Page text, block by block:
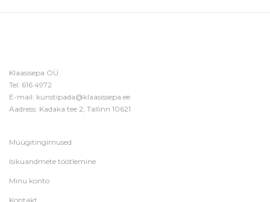
Klaasisepa OÜ
Tel: 616 4972
E-mail: kunstipada@klaasissepa.ee
Aadress: Kadaka tee 2, Tallinn 10621
Müügitingimused
Isikuandmete töötlemine
Minu konto
Kontakt